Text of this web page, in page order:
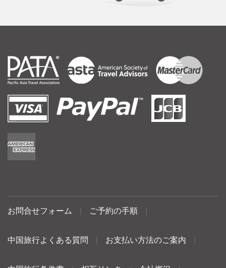
お問合せフォーム ご予約の手順
中国旅行よくある質問 お支払い方法のご案内